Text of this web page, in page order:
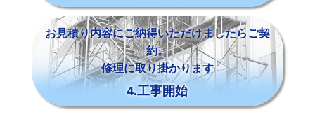
お見積り内容にご納得いただけましたらご契
約。
修理に取り掛かります
4.工事開始